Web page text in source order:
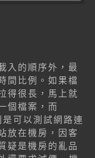
入的順序外，最
間比例。如果檔
得很長，馬上就
個檔案，而
可以測試網路連
放在機房，因客
疑是機房的亂品